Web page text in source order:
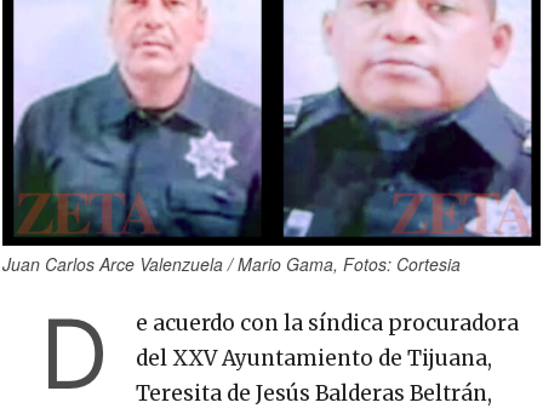
Juan Carlos Arce Valenzuela / Mario Gama, Fotos: Cortesia
D
e acuerdo con la síndica procuradora
del XXV Ayuntamiento de Tijuana,
Teresita de Jesús Balderas Beltrán,